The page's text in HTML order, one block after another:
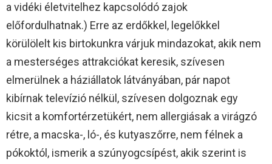
a vidéki életvitelhez kapcsolódó zajok
előfordulhatnak.) Erre az erdőkkel, legelőkkel
körülölelt kis birtokunkra várjuk mindazokat, akik nem
a mesterséges attrakciókat keresik, szívesen
elmerülnek a háziállatok látványában, pár napot
kibírnak televízió nélkül, szívesen dolgoznak egy
kicsit a komfortérzetükért, nem allergiásak a virágzó
rétre, a macska-, ló-, és kutyaszőrre, nem félnek a
pókoktól, ismerik a szúnyogcsípést, akik szerint is